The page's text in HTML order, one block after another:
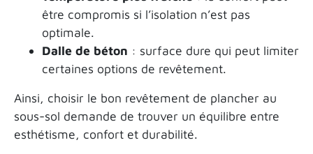
être compromis si l’isolation n’est pas
optimale.
Dalle de béton : surface dure qui peut limiter
certaines options de revêtement.
Ainsi, choisir le bon revêtement de plancher au
sous-sol demande de trouver un équilibre entre
esthétisme, confort et durabilité.